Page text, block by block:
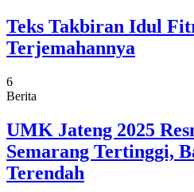
Teks Takbiran Idul
Terjemahannya
6
Berita
UMK Jateng 2025
Semarang Tertinggi,
Terendah